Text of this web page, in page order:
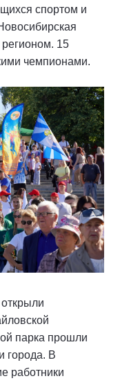
спортом и
15
чемпионами.
парка прошли
города. В
работники